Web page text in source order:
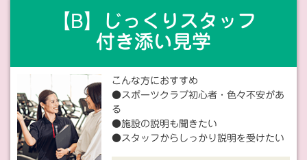
【B】じっくりスタッフ
付き添い見学
こんな方におすすめ
●スポーツクラブ初心者・色々不安があ
る
●施設の説明も聞きたい
●スタッフからしっかり説明を受けたい